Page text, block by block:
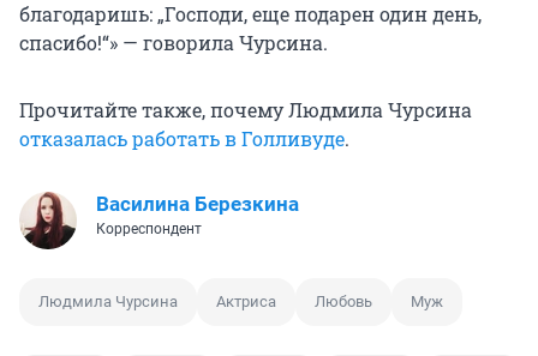
благодаришь: „Господи, еще подарен один день,
спасибо!“» — говорила Чурсина.
Прочитайте также, почему Людмила Чурсина
отказалась работать в Голливуде.
Василина Березкина
Корреспондент
Людмила Чурсина Актриса Любовь Муж